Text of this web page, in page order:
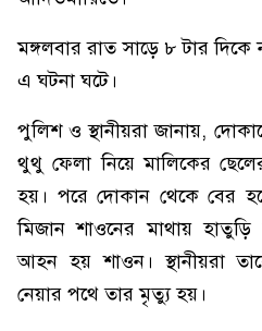
মঙ্গলবার রাত সাড়ে ৮ টার
এ ঘটনা ঘটে।
পুলিশ ও স্থানীয়রা জানায়,
থুথু ফেলা নিয়ে মালিকের
হয়। পরে দোকান থেকে বের
মিজান শাওনের মাথায়
আহন হয় শাওন। স্থানীয়রা
নেয়ার পথে তার মৃত্যু হয়।